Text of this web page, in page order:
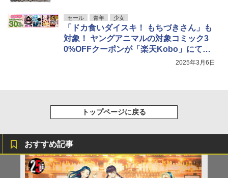
セール 青年 少女
「ドカ食いダイスキ！ もちづきさん」も
対象！ ヤングアニマルの対象コミック3
0%OFFクーポンが「楽天Kobo」にて配
2025年3月6日
トップページに戻る
おすすめ記事